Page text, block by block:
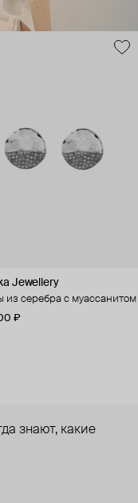
Jewellery
из серебра с муассанитом
₽
знают, какие